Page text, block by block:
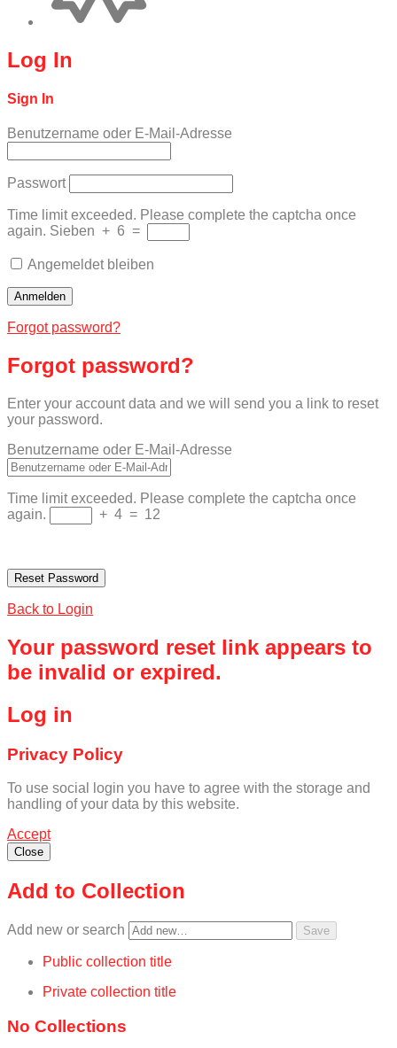
Log In
Sign In
Benutzername oder E-Mail-Adresse
Passwort
Time limit exceeded. Please complete the captcha once
again. Sieben + 6 =
Angemeldet bleiben
Forgot password?
Forgot password?
Enter your account data and we will send you a link to reset
your password.
Benutzername oder E-Mail-Adresse
Time limit exceeded. Please complete the captcha once
again.
+ 4 = 12
Back to Login
Your password reset link appears to
be invalid or expired.
Log in
Privacy Policy
To use social login you have to agree with the storage and
handling of your data by this website.
Accept
Close
Add to Collection
Add new or search
Public collection title
Private collection title
No Collections